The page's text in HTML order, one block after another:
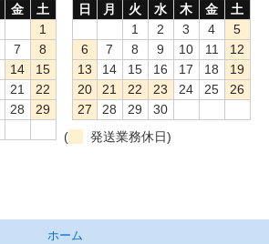
金
土
1
7
8
14
15
21
22
28
29
日
月 火 水 木 金
土
1
2 3 4
5
6
7 8 9 10 11
12
13
14 15 16 17 18
19
20
21 22 23 24 25
26
27
28 29
30
(
発送業務休日)
ホーム